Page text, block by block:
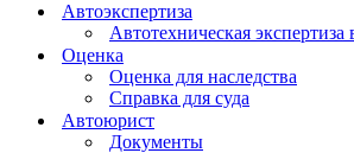
Автоэкспертиза
Автотехническая экспертиза
Оценка
Оценка для наследства
Справка для суда
Автоюрист
Документы